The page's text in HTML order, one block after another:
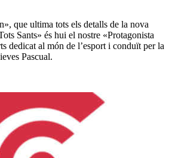
que ultima tots els detalls de la nova
Sants» és hui el nostre «Protagonista
dedicat al món de l’esport i conduït per la
Pascual.